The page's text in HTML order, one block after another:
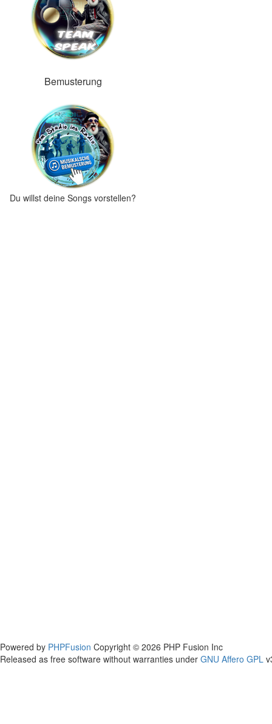
Bemusterung
Du willst deine Songs vorstellen?
Powered by PHPFusion Copyright © 2026 PHP Fusion Inc
Released as free software without warranties under GNU Affero GPL